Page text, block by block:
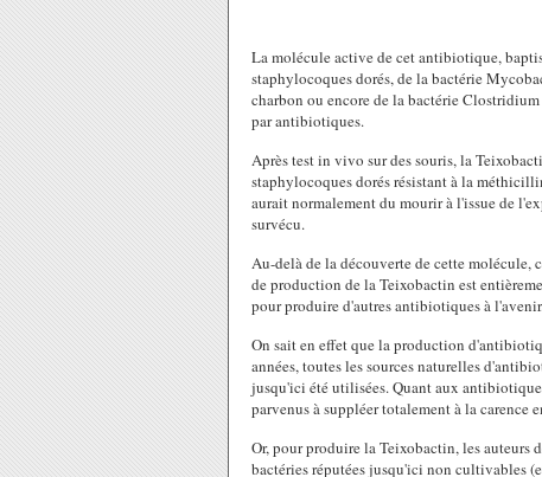
La molécule active de cet antibiotique,
staphylocoques dorés, de la bactérie
charbon ou encore de la bactérie
par antibiotiques.
Après test in vivo sur des souris, la
staphylocoques dorés résistant à la
aurait normalement du mourir à l'issue de
survécu.
Au-delà de la découverte de cette molécule,
de production de la Teixobactin est
pour produire d'autres antibiotiques à
On sait en effet que la production
années, toutes les sources naturelles
jusqu'ici été utilisées. Quant aux
parvenus à suppléer totalement à la carence
Or, pour produire la Teixobactin, les auteurs
bactéries réputées jusqu'ici non cultivables